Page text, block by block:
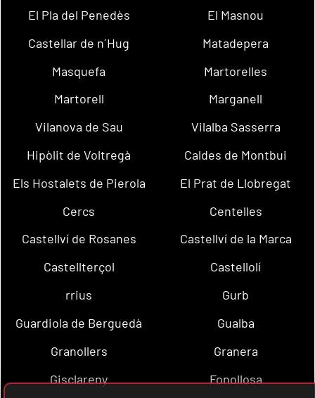
El Pla del Penedès
El Masnou
Castellar de n´Hug
Matadepera
Masquefa
Martorelles
Martorell
Marganell
Vilanova de Sau
Vilalba Sasserra
Hipòlit de Voltregà
Caldes de Montbui
Els Hostalets de Pierola
El Prat de Llobregat
Cercs
Centelles
Castellví de Rosanes
Castellví de la Marca
Castellterçol
Castellolí
rrius
Gurb
Guardiola de Berguedà
Gualba
Granollers
Granera
Gisclareny
Fonollosa